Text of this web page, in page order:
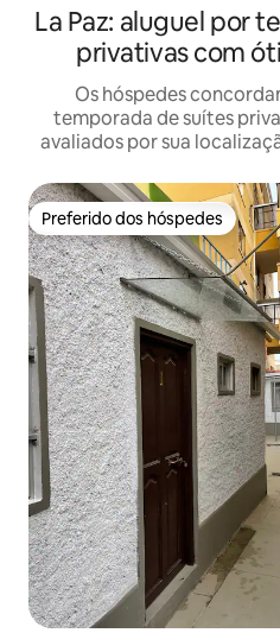
La Paz: aluguel por
privativas com
Os hóspedes
temporada de suítes
avaliados por sua
Preferido dos hóspedes
Preferido dos hóspedes